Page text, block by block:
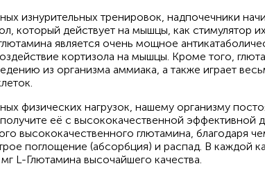
изнурительных тренировок, надпочечники
который действует на мышцы, как стимулятор
является очень мощное
кортизола на мышцы. Кроме того,
из организма аммиака, а также играет
физических нагрузок, нашему организму
её с высококачественной эффективной
высококачественного глютамина, благодаря
поглощение (абсорбция) и распад. В каждой
L-Глютамина высочайшего качества.